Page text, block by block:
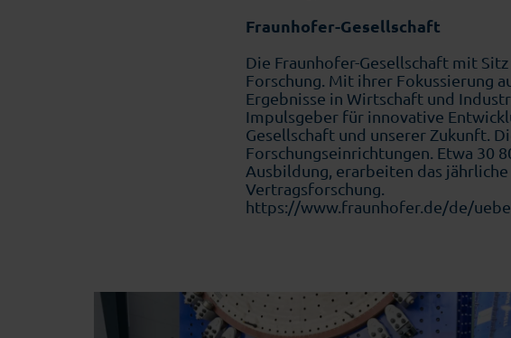
Fraunhofer-Gesellschaft
Die Fraunhofer-Gesellschaft mit
Forschung. Mit ihrer Fokussierung
Ergebnisse in Wirtschaft und
Impulsgeber für innovative
Gesellschaft und unserer Zukunft.
Forschungseinrichtungen. Etwa 30
Ausbildung, erarbeiten das
Vertragsforschung.
https://www.fraunhofer.de/de/